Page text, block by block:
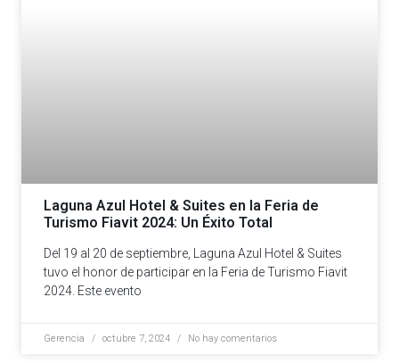
Laguna Azul Hotel & Suites en la Feria de
Turismo Fiavit 2024: Un Éxito Total
Del 19 al 20 de septiembre, Laguna Azul Hotel & Suites
tuvo el honor de participar en la Feria de Turismo Fiavit
2024. Este evento
Gerencia octubre 7, 2024 No hay comentarios